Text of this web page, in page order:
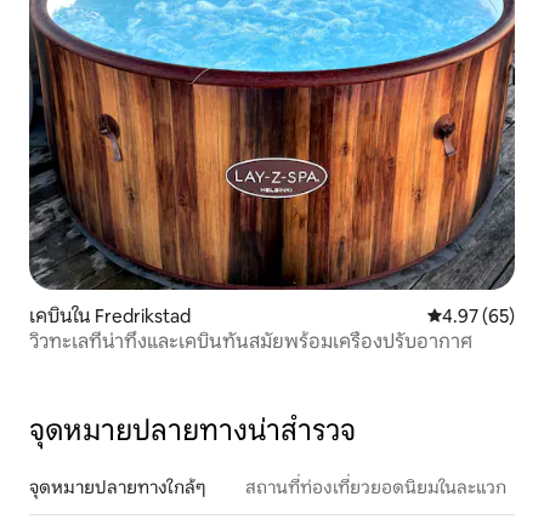
เคบินใน Fredrikstad คะแนนเฉลี่ย
4.97 (65)
วิวทะเลที่น่าทึ่งและเคบินทันสมัยพร้อมเครื่องปรับอากาศ
จุดหมายปลายทางน่าสำรวจ
จุดหมายปลายทางใกล้ๆ สถานที่ท่องเที่ยวยอดนิยมในละแวก